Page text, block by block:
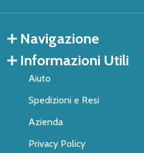
Navigazione
Informazioni Utili
Aiuto
Spedizioni e Resi
Azienda
Privacy Policy